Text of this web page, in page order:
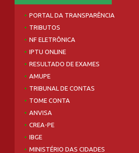
PORTAL DA TRANSPARÊNCIA
TRIBUTOS
NF ELETRÔNICA
IPTU ONLINE
RESULTADO DE EXAMES
AMUPE
TRIBUNAL DE CONTAS
TOME CONTA
ANVISA
CREA-PE
IBGE
MINISTÉRIO DAS CIDADES